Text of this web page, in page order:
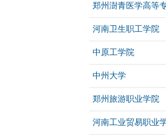
郑州澍青医学高等
河南卫生职工学院
中原工学院
中州大学
郑州旅游职业学院
河南工业贸易职业